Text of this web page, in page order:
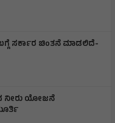
ಸರ್ಕಾರ ಚಿಂತನೆ ಮಾಡಲಿದೆ-
ನೀರು ಯೋಜನೆ